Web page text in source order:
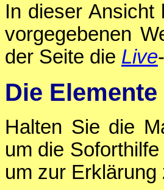
In dieser
vorgegebenen
der Seite die Live
Die Elemente
Halten Sie die
um die
um zur Erklärung